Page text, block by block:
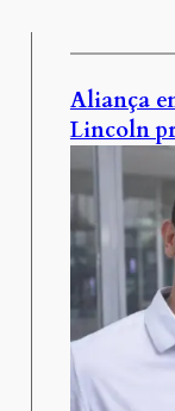
Aliança
Lincoln